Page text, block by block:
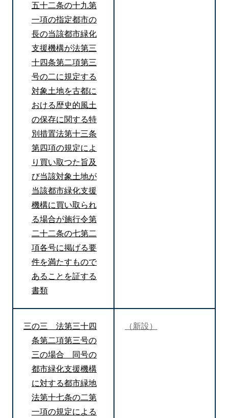
五十二条の十九第
一項の指定都市の
長の当該都市緑化
支援機構が法第三
十四条第二項第三
号の二に規定する
対象土地を古都に
おける歴史的風土
の保存に関する特
別措置法第十三条
第四項の規定によ
り買い取つた旨及
び当該対象土地が
当該都市緑化支援
機構に買い取られ
る場合が施行令第
二十二条の七第二
項各号に掲げる要
件を満たすもので
あることを証する
書類
三の三 法第三十四
条第二項第三号の
三の場合 同号の
都市緑化支援機構
に対する都市緑地
法第十七条の二第
一項の規定による
（新設）